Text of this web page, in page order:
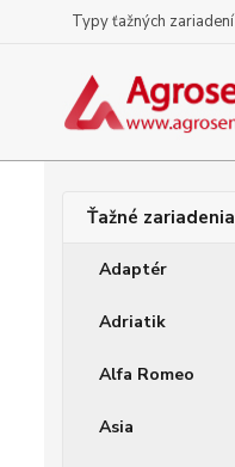
Typy ťažných zariadení
Ťažné zariadenia
Adaptér
Adriatik
Alfa Romeo
Asia